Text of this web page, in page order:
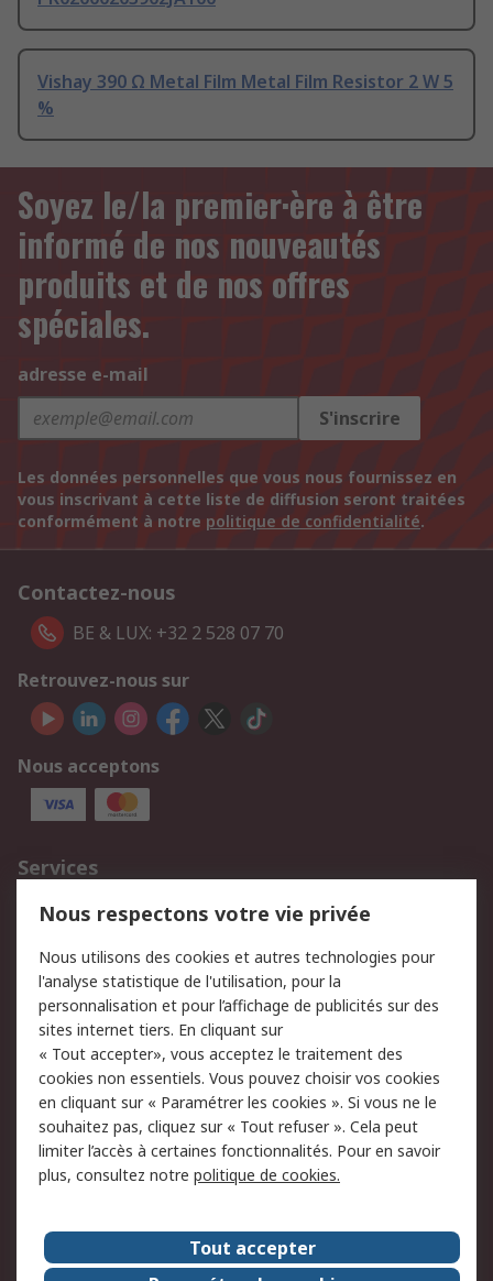
Vishay 390 Ω Metal Film Metal Film Resistor 2 W 5
%
Soyez le/la premier·ère à être
informé de nos nouveautés
produits et de nos offres
spéciales.
adresse e-mail
S'inscrire
Les données personnelles que vous nous fournissez en
vous inscrivant à cette liste de diffusion seront traitées
conformément à notre politique de confidentialité.
Contactez-nous
BE & LUX: +32 2 528 07 70
Retrouvez-nous sur
Nous acceptons
Services
750.000 produits
2.500 marques
Retours
Support technique
Track & trace
Legal
Politique de cookies
Sécurité des e-mails
Politique de protection
des données - Mise à
jour
Conditions générales
de vente
A propos de RS
Nous respectons votre vie privée
Nous utilisons des cookies et autres technologies pour
l'analyse statistique de l'utilisation, pour la
personnalisation et pour l’affichage de publicités sur des
sites internet tiers. En cliquant sur
« Tout accepter», vous acceptez le traitement des
cookies non essentiels. Vous pouvez choisir vos cookies
en cliquant sur « Paramétrer les cookies ». Si vous ne le
souhaitez pas, cliquez sur « Tout refuser ». Cela peut
limiter l’accès à certaines fonctionnalités. Pour en savoir
plus, consultez notre politique de cookies.
Tout accepter